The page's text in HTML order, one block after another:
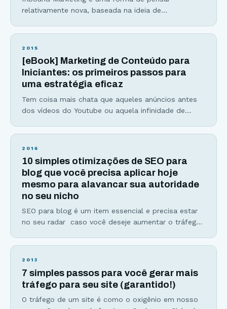
relativamente nova, baseada na ideia de
qualidade direcionado para um público-alvo,
logo abaixo) O “novo marketing” (Inbound
Marketing) é qualquer tática de marketing que se
baseia em
2015
[eBook] Marketing de Conteúdo para
Iniciantes: os primeiros passos para
uma estratégia eficaz
Tem coisa mais chata que aqueles anúncios antes
dos vídeos do Youtube ou aquela infinidade de
Bom, não sou só eu e você que achamos isso um
pessoas deixam seus sites favoritos pelo
2016
10 simples otimizações de SEO para
blog que você precisa aplicar hoje
mesmo para alavancar sua autoridade
no seu nicho
SEO para blog é um item essencial e precisa estar
no seu radar caso você deseje aumentar o tráfego
preocupar é agora! SEO para blog ou também
blog perante os mecanismos
2013
7 simples passos para você gerar mais
tráfego para seu site (garantido!)
O tráfego de um site é como o oxigênio em nosso